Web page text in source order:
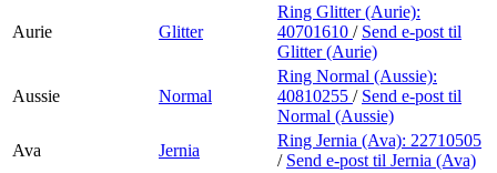
Aurie Glitter
Ring Glitter (Aurie):
40701610 / Send e-post til
Glitter (Aurie)
Aussie Normal
Ring Normal (Aussie):
40810255 / Send e-post til
Normal (Aussie)
Ava
Jernia
Ring Jernia (Ava): 22710505
/ Send e-post til Jernia (Ava)